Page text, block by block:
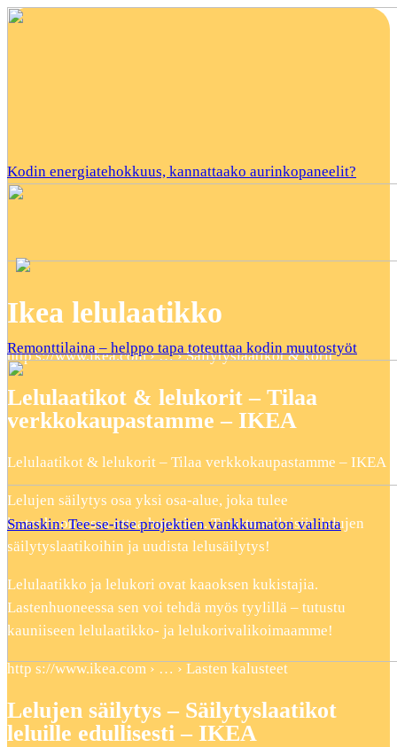
Kodin energiatehokkuus, kannattaako aurinkopaneelit?
Remonttilaina – helppo tapa toteuttaa kodin muutostyöt
Smaskin: Tee-se-itse projektien vankkumaton valinta
Ikea lelulaatikko
http s://www.ikea.com › … › Säilytyslaatikot & korit
Lelulaatikot & lelukorit – Tilaa
verkkokaupastamme – IKEA
Lelulaatikot & lelukorit – Tilaa verkkokaupastamme – IKEA
Lelujen säilytys osa yksi osa-alue, joka tulee
lastenhuoneessa ottaa huomion. Tutustu erilaisiin lelujen
säilytyslaatikoihin ja uudista lelusäilytys!
Lelulaatikko ja lelukori ovat kaaoksen kukistajia.
Lastenhuoneessa sen voi tehdä myös tyylillä – tutustu
kauniiseen lelulaatikko- ja lelukorivalikoimaamme!
http s://www.ikea.com › … › Lasten kalusteet
Lelujen säilytys – Säilytyslaatikot
leluille edullisesti – IKEA